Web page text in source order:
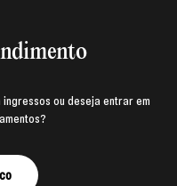
ou deseja entrar em